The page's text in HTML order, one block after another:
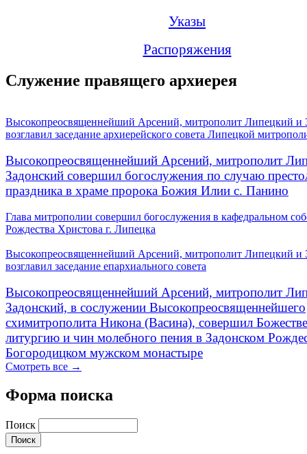
Указы
Распоряжения
Служение правящего архиерея
Высокопреосвященнейший Арсений, митрополит Липецкий и
возглавил заседание архиерейского совета Липецкой
Высокопреосвященнейший Арсений, митрополит
Задонский совершил богослужения по случаю
праздника в храме пророка Божия Илии с. Панино
Глава митрополии совершил богослужения в кафедральном
Рождества Христова г. Липецка
Высокопреосвященнейший Арсений, митрополит Липецкий и
возглавил заседание епархиального совета
Высокопреосвященнейший Арсений, митрополит
Задонский, в сослужении Высокопреосвященнейшего
схимитрополита Никона (Васина), совершил
литургию и чин молебного пения в Задонском
Богородицком мужском монастыре
Смотреть все →
Форма поиска
Поиск